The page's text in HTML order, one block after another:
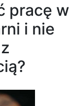
pracę w
i nie